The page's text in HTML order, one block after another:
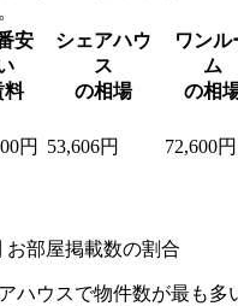
安
料
シェアハウ
ス
の相場
ワンル
ム
の相
円 53,606円 72,600円
お部屋掲載数の割合
ハウスで物件数が最も多